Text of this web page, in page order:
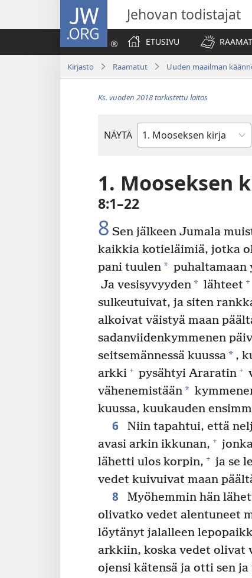
JW.ORG Jehovan todistajat
ETUSIVU
Kirjasto Raamatut Uuden maailman
Ks. vuoden 2018 tarkistettu laitos
NÄYTÄ
Raamatun
1. Mooseksen
8:1–22
8 Sen jälkeen Jumala
kaikkia kotieläimiä, jotka
pani tuulen* puhaltamaan
Ja vesisyvyyden* lähteet +
sulkeutuivat, ja siten
alkoivat väistyä maan
sadanviidenkymmenen
seitsemännessä kuussa* ,
arkki + pysähtyi Araratin +
vähenemistään*
kuussa, kuukauden
6
Niin tapahtui, että
avasi arkin ikkunan, +
lähetti ulos korpin, + ja se
vedet kuivuivat maan
8 Myöhemmin hän
olivatko vedet alentuneet
löytänyt jalalleen
arkkiin, koska vedet olivat
ojensi kätensä ja otti sen